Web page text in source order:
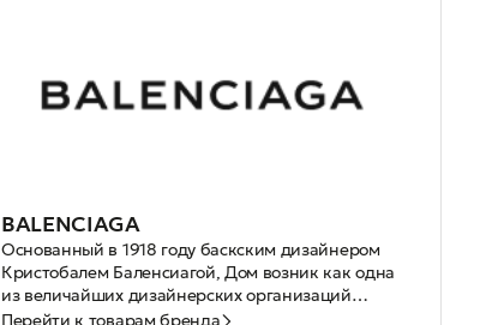
BALENCIAGA
Основанный в 1918 году баскским дизайнером
Кристобалем Баленсиагой, Дом возник как одна
из величайших дизайнерских организаций
первых десятилетий ХХ века и восстал из пепла
Бренд Balenciaga также узнаваем и по моделям
Перейти к товарам бренда